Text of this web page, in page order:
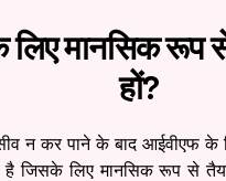
लिए मानसिक रूप
हों?
न कर पाने के बाद आईवीएफ के
है जिसके लिए मानसिक रूप से